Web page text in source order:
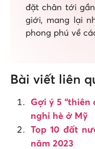
đặt chân tới
giới, mang lại
phong phú về
Bài viết liên
Gợi ý 5
nghỉ hè ở Mỹ
Top 10 đất
năm 2023